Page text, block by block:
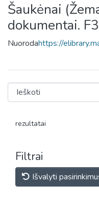
Šaukėnai
dokumentai.
Nuorodahttps://
rezultatai
Filtrai
Išvalyti